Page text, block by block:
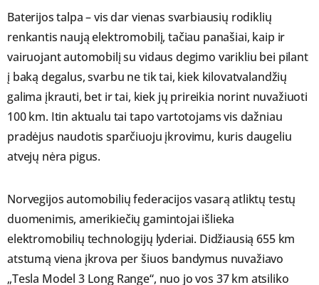
Baterijos talpa – vis dar vienas svarbiausių rodiklių
renkantis naują elektromobilį, tačiau panašiai, kaip ir
vairuojant automobilį su vidaus degimo varikliu bei pilant
į baką degalus, svarbu ne tik tai, kiek kilovatvalandžių
galima įkrauti, bet ir tai, kiek jų prireikia norint nuvažiuoti
100 km. Itin aktualu tai tapo vartotojams vis dažniau
pradėjus naudotis sparčiuoju įkrovimu, kuris daugeliu
atvejų nėra pigus.
Norvegijos automobilių federacijos vasarą atliktų testų
duomenimis, amerikiečių gamintojai išlieka
elektromobilių technologijų lyderiai. Didžiausią 655 km
atstumą viena įkrova per šiuos bandymus nuvažiavo
„Tesla Model 3 Long Range“, nuo jo vos 37 km atsiliko